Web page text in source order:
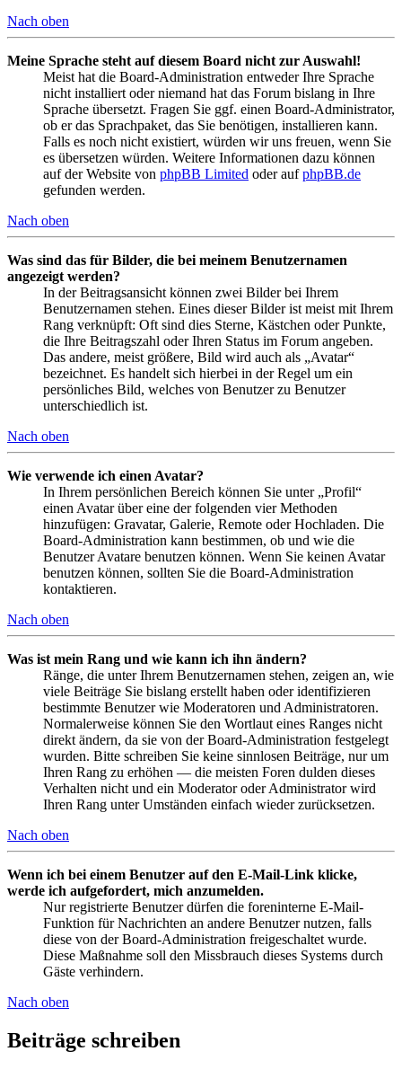
Nach oben
Meine Sprache steht auf diesem Board nicht zur Auswahl!
Meist hat die Board-Administration entweder Ihre Sprache
nicht installiert oder niemand hat das Forum bislang in Ihre
Sprache übersetzt. Fragen Sie ggf. einen Board-Administrator,
ob er das Sprachpaket, das Sie benötigen, installieren kann.
Falls es noch nicht existiert, würden wir uns freuen, wenn Sie
es übersetzen würden. Weitere Informationen dazu können
auf der Website von phpBB Limited oder aufphpBB.de
gefunden werden.
Nach oben
Was sind das für Bilder, die bei meinem Benutzernamen
angezeigt werden?
In der Beitragsansicht können zwei Bilder bei Ihrem
Benutzernamen stehen. Eines dieser Bilder ist meist mit Ihrem
Rang verknüpft: Oft sind dies Sterne, Kästchen oder Punkte,
die Ihre Beitragszahl oder Ihren Status im Forum angeben.
Das andere, meist größere, Bild wird auch als „Avatar“
bezeichnet. Es handelt sich hierbei in der Regel um ein
persönliches Bild, welches von Benutzer zu Benutzer
unterschiedlich ist.
Nach oben
Wie verwende ich einen Avatar?
In Ihrem persönlichen Bereich können Sie unter „Profil“
einen Avatar über eine der folgenden vier Methoden
hinzufügen: Gravatar, Galerie, Remote oder Hochladen. Die
Board-Administration kann bestimmen, ob und wie die
Benutzer Avatare benutzen können. Wenn Sie keinen Avatar
benutzen können, sollten Sie die Board-Administration
kontaktieren.
Nach oben
Was ist mein Rang und wie kann ich ihn ändern?
Ränge, die unter Ihrem Benutzernamen stehen, zeigen an, wie
viele Beiträge Sie bislang erstellt haben oder identifizieren
bestimmte Benutzer wie Moderatoren und Administratoren.
Normalerweise können Sie den Wortlaut eines Ranges nicht
direkt ändern, da sie von der Board-Administration festgelegt
wurden. Bitte schreiben Sie keine sinnlosen Beiträge, nur um
Ihren Rang zu erhöhen — die meisten Foren dulden dieses
Verhalten nicht und ein Moderator oder Administrator wird
Ihren Rang unter Umständen einfach wieder zurücksetzen.
Nach oben
Wenn ich bei einem Benutzer auf den E-Mail-Link klicke,
werde ich aufgefordert, mich anzumelden.
Nur registrierte Benutzer dürfen die foreninterne E-Mail-
Funktion für Nachrichten an andere Benutzer nutzen, falls
diese von der Board-Administration freigeschaltet wurde.
Diese Maßnahme soll den Missbrauch dieses Systems durch
Gäste verhindern.
Nach oben
Beiträge schreiben